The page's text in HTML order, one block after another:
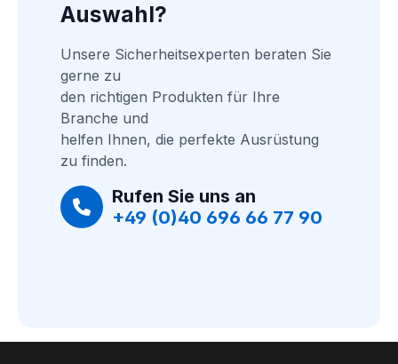
Auswahl?
Unsere Sicherheitsexperten beraten Sie
gerne zu
den richtigen Produkten für Ihre
Branche und
helfen Ihnen, die perfekte Ausrüstung
zu finden.
Rufen Sie uns an
+49 (0)40 696 66 77 90